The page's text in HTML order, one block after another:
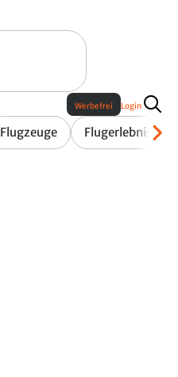
Flugzeuge Flugerlebnis
Werbefrei Login